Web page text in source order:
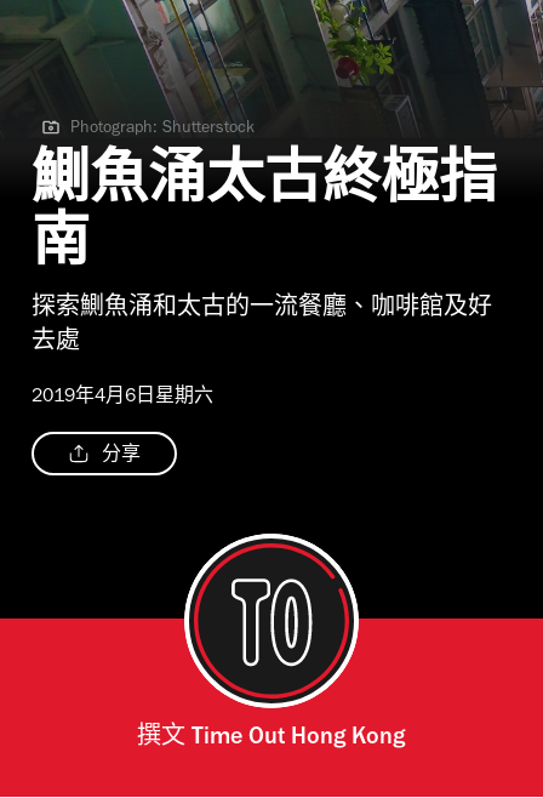
Photograph: Shutterstock | Yik Cheong Building
Photograph: Shutterstock
鰂魚涌太古終極指
南
探索鰂魚涌和太古的一流餐廳、咖啡館及好
去處
2019年4月6日星期六
分享
撰文 Time Out Hong Kong